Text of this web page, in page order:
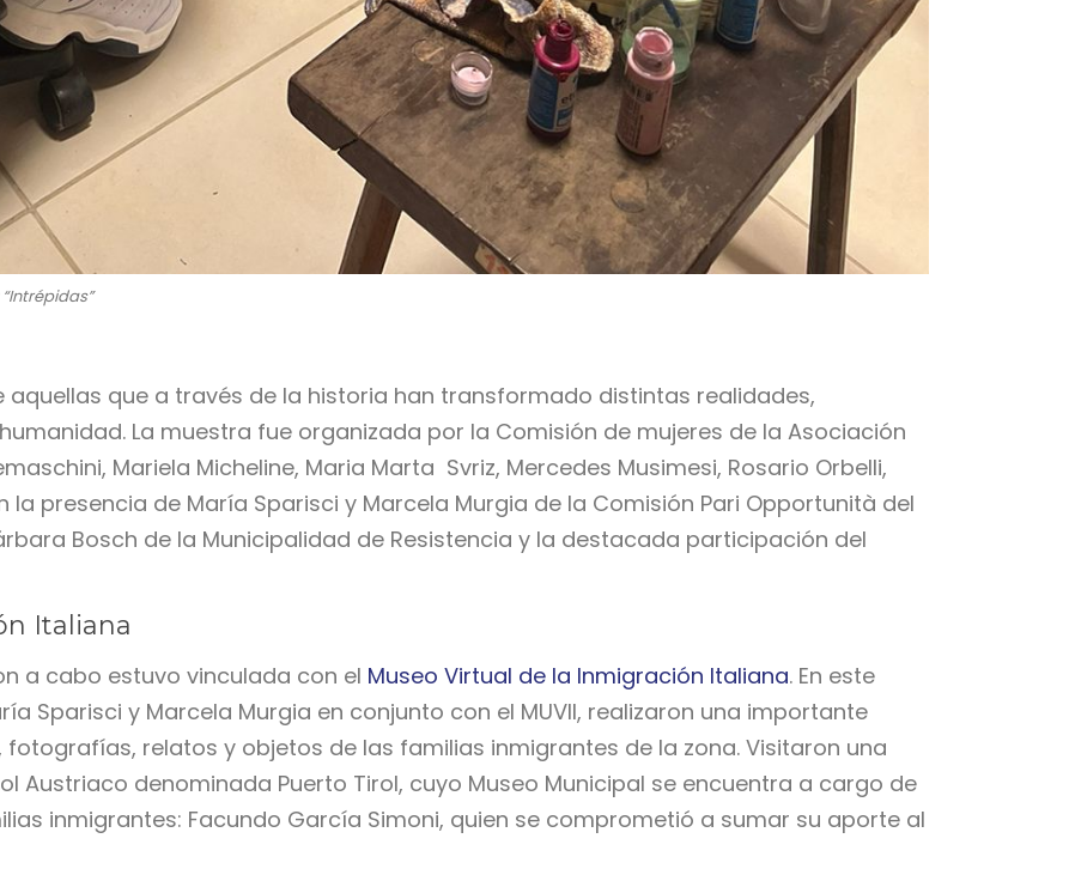
aquellas que a través de la historia han transformado distintas realidades,
La muestra fue organizada por la Comisión de mujeres de la Asociación
Mariela Micheline, Maria Marta Svriz, Mercedes Musimesi, Rosario Orbelli,
presencia de María Sparisci y Marcela Murgia de la Comisión Pari Opportunità del
Bosch de la Municipalidad de Resistencia y la destacada participación del
Italiana
a cabo estuvo vinculada con el Museo Virtual de la Inmigración Italiana. En este
Sparisci y Marcela Murgia en conjunto con el MUVII, realizaron una importante
relatos y objetos de las familias inmigrantes de la zona. Visitaron una
Austriaco denominada Puerto Tirol, cuyo Museo Municipal se encuentra a cargo de
inmigrantes: Facundo García Simoni, quien se comprometió a sumar su aporte al